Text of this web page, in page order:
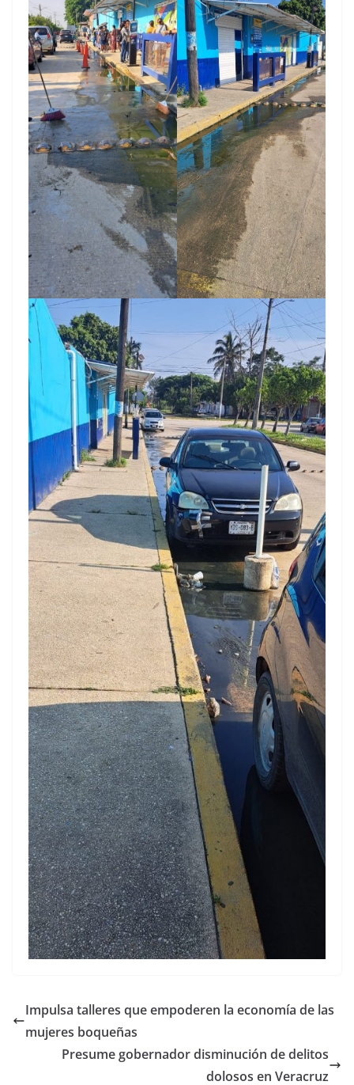
Impulsa talleres que empoderen la economía de las
mujeres boqueñas
Presume gobernador disminución de delitos
dolosos en Veracruz